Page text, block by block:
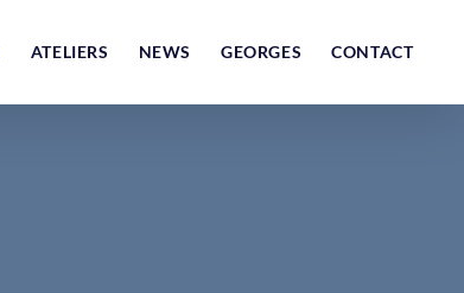
ATELIERS NEWS GEORGES CONTACT